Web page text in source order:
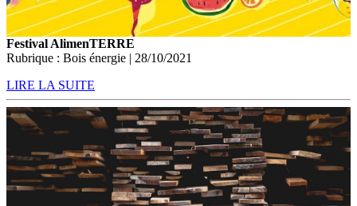
Festival AlimenTERRE
Rubrique : Bois énergie | 28/10/2021
LIRE LA SUITE